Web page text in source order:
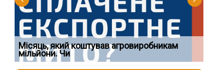
Місяць, який коштував агровиробникам
мільйони. Чи